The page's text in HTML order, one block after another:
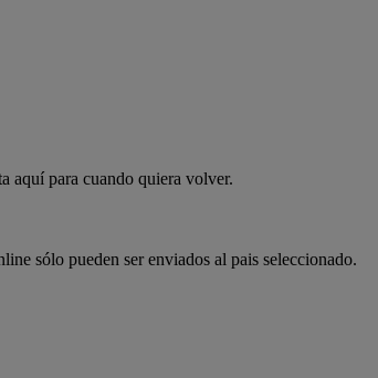
aquí para cuando quiera volver.
sólo pueden ser enviados al pais seleccionado.